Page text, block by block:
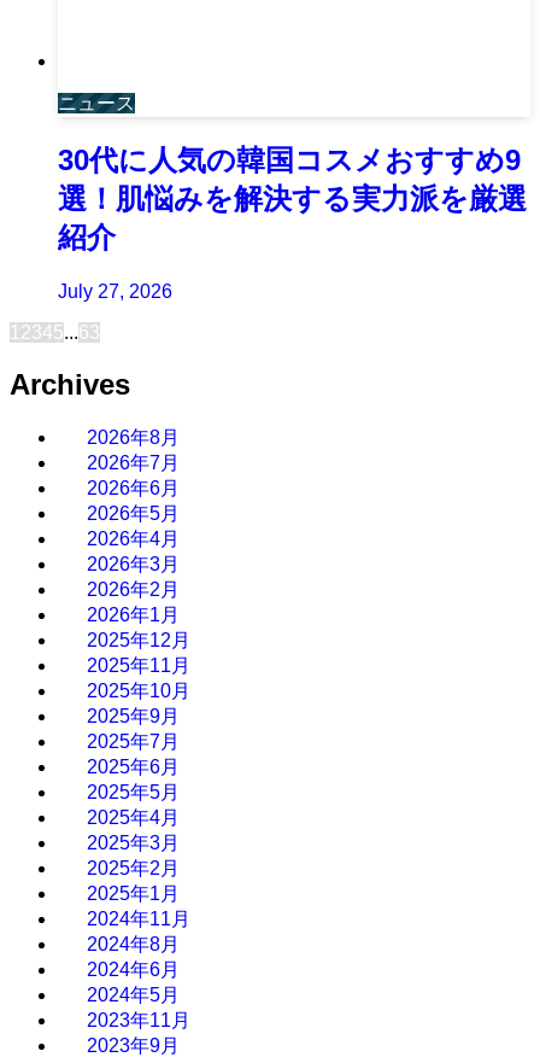
ニュース
30代に人気の韓国コスメおすすめ9
選！肌悩みを解決する実力派を厳選
紹介
July 27, 2026
1 2345...63
Archives
2026年8月
2026年7月
2026年6月
2026年5月
2026年4月
2026年3月
2026年2月
2026年1月
2025年12月
2025年11月
2025年10月
2025年9月
2025年7月
2025年6月
2025年5月
2025年4月
2025年3月
2025年2月
2025年1月
2024年11月
2024年8月
2024年6月
2024年5月
2023年11月
2023年9月